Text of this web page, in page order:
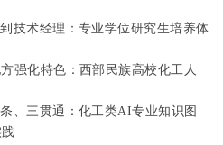
技术经理：专业学位研究生培养体
强化特色：西部民族高校化工人
、三贯通：化工类AI专业知识图